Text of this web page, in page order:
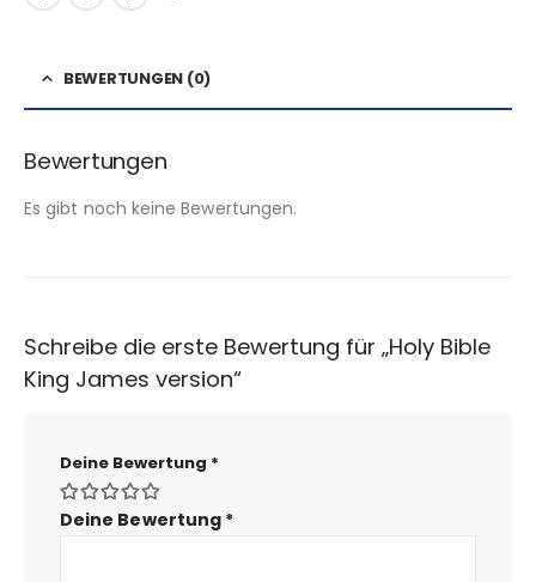
BEWERTUNGEN (0)
Bewertungen
Es gibt noch keine Bewertungen.
Schreibe die erste Bewertung für „Holy Bible
King James version“
Deine Bewertung *
Deine Bewertung *